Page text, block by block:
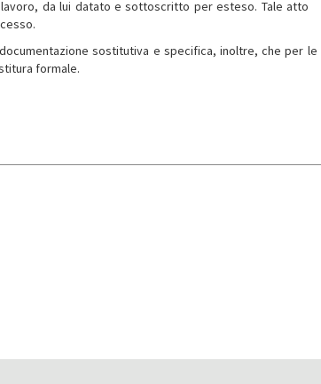
da lui datato e sottoscritto per esteso. Tale atto
sostitutiva e specifica, inoltre, che per le
formale.